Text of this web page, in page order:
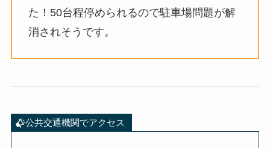
た！50台程停められるので駐車場問題が解
消されそうです。
公共交通機関でアクセス